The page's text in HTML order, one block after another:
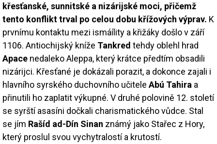
křesťanské, sunnitské a nizárijské moci, přičemž
tento konflikt trval po celou dobu křížových výprav. K
prvnímu kontaktu mezi ismáílity a křižáky došlo v září
1106. Antiochijský kníže Tankred tehdy oblehl hrad
Apace nedaleko Aleppa, který krátce předtím obsadili
nizárijci. Křesťané je dokázali porazit, a dokonce zajali i
hlavního syrského duchovního učitele Abú Tahira a
přinutili ho zaplatit výkupné. V druhé polovině 12. století
se syrští asasíni dočkali charismatického vůdce. Stal
se jím Rašíd ad-Dín Sinan známý jako Stařec z Hory,
který proslul svou vychytralostí a krutostí.